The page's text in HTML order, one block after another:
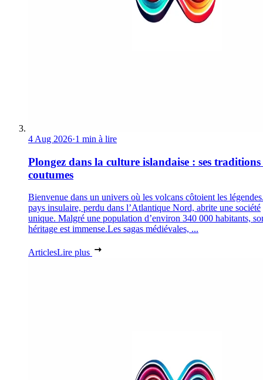
4 Aug 2026·1 min à lire
Plongez dans la culture islandaise : ses traditions
coutumes
Bienvenue dans un univers où les volcans côtoient les
pays insulaire, perdu dans l’Atlantique Nord, abrite une société
unique. Malgré une population d’environ 340 000 habitants,
héritage est immense.Les sagas médiévales, ...
ArticlesLire plus